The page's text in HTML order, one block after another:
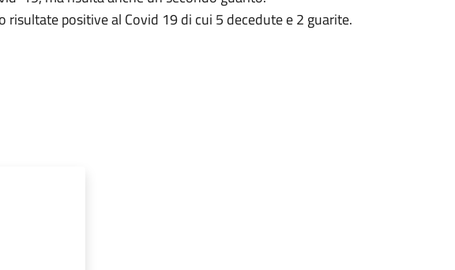
positive al Covid 19 di cui 5 decedute e 2 guarite.